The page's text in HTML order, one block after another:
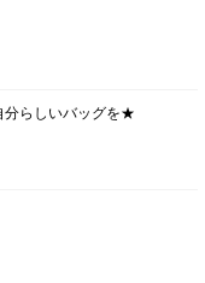
分らしいバッグを★